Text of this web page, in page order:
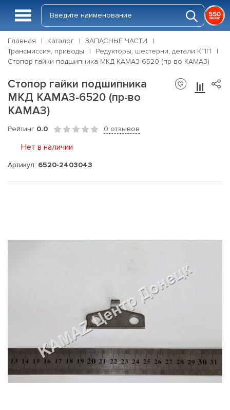
Главная Каталог
ЗАПАСНЫЕ ЧАСТИ
Трансмиссия, приводы
Редукторы, шестерни, детали КПП
Стопор гайки подшипника МКД КАМАЗ-6520 (пр-во КАМАЗ)
Стопор гайки подшипника
МКД КАМАЗ-6520 (пр-во
КАМАЗ)
Рейтинг 0.0 0 отзывов
Нет в наличии
Артикул: 6520-2403043